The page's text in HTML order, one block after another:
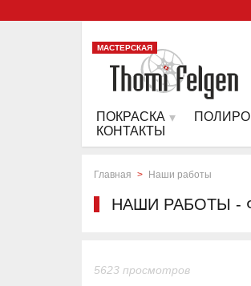
МАСТЕРСКАЯ
ПОКРАСКА
КОНТАКТЫ
Главная > Наши работы
НАШИ РАБОТЫ -
5623 просмотров